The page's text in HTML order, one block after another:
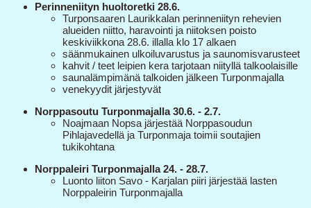
Perinneniityn huoltoretki 28.6.
Turponsaaren Laurikkalan perinneniityn rehevien
alueiden niitto, haravointi ja niitoksen poisto
keskiviikkona 28.6. illalla klo 17 alkaen
säänmukainen ulkoiluvarustus ja saunomisvarusteet
kahvit / teet leipien kera tarjotaan niityllä talkoolaisille
saunalämpimänä talkoiden jälkeen Turponmajalla
venekyydit järjestyvät
Norppasoutu Turponmajalla 30.6. - 2.7.
​Noajmaan Nopsa järjestää Norppasoudun
Pihlajavedellä ja Turponmaja toimii soutajien
tukikohtana
Norppaleiri Turponmajalla 24. - 28.7.
Luonto liiton Savo - Karjalan piiri järjestää lasten
Norppaleirin Turponmajalla